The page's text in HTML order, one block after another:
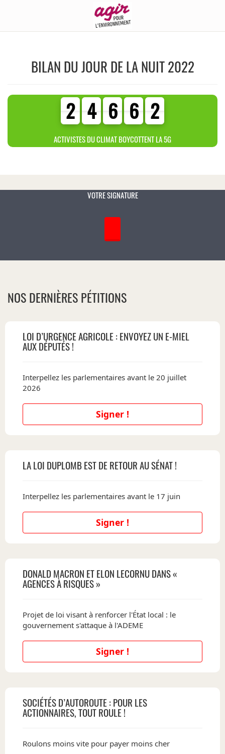
BILAN DU JOUR DE LA NUIT 2022
2
2 4
3
4 6
0
6 6
4
6 2
0
2
ACTIVISTES DU CLIMAT BOYCOTTENT LA 5G
VOTRE SIGNATURE
NOS DERNIÈRES PÉTITIONS
LOI D’URGENCE AGRICOLE : ENVOYEZ UN E-MIEL
AUX DÉPUTÉS !
Interpellez les parlementaires avant le 20 juillet
2026
Signer !
LA LOI DUPLOMB EST DE RETOUR AU SÉNAT !
Interpellez les parlementaires avant le 17 juin
Signer !
DONALD MACRON ET ELON LECORNU DANS «
AGENCES À RISQUES »
Projet de loi visant à renforcer l'État local : le
gouvernement s'attaque à l'ADEME
Signer !
SOCIÉTÉS D’AUTOROUTE : POUR LES
ACTIONNAIRES, TOUT ROULE !
Roulons moins vite pour payer moins cher